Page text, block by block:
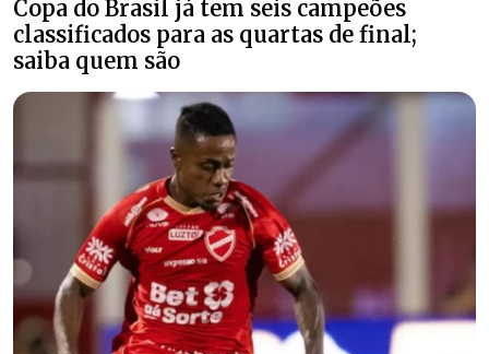
Copa do Brasil já tem seis campeões
classificados para as quartas de final;
saiba quem são